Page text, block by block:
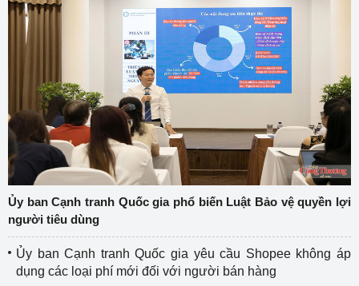
Ủy ban Cạnh tranh Quốc gia phổ biến Luật Bảo vệ quyền lợi
người tiêu dùng
Ủy ban Cạnh tranh Quốc gia yêu cầu Shopee không áp
dụng các loại phí mới đối với người bán hàng